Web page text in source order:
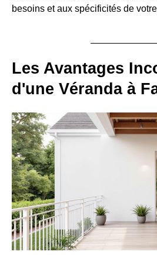
besoins et aux spécificités de
Les Avantages
d'une Véranda à